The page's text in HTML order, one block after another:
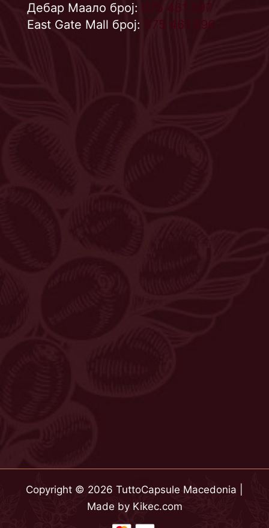
Дебар Маало број: 075 461 597
East Gate Mall број: 075 461 596
Copyright © 2026 TuttoCapsule Macedonia |
Made by Kikec.com